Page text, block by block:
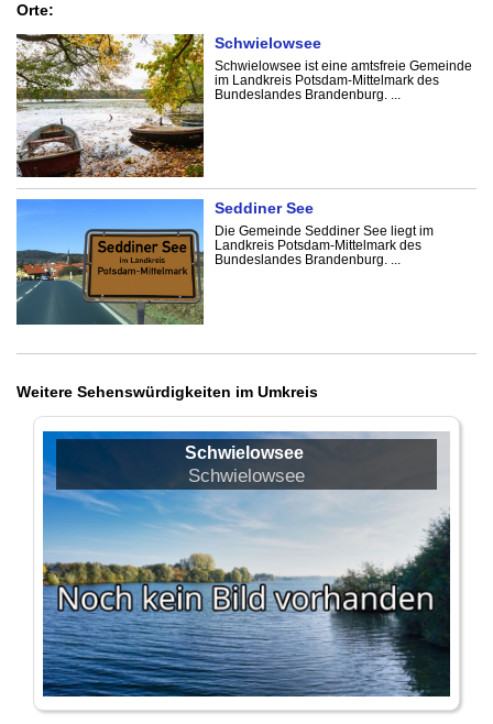
Orte:
Schwielowsee
Schwielowsee ist eine amtsfreie Gemeinde
im Landkreis Potsdam-Mittelmark des
Bundeslandes Brandenburg. ...
Seddiner See
Die Gemeinde Seddiner See liegt im
Landkreis Potsdam-Mittelmark des
Bundeslandes Brandenburg. ...
Weitere Sehenswürdigkeiten im Umkreis
Schwielowsee
Schwielowsee